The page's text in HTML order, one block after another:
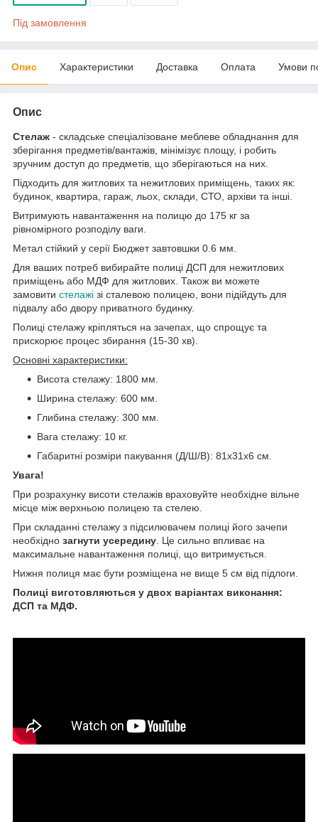
Під замовлення
Опис Характеристики Доставка Оплата Умови
Опис
Стелаж - складське спеціалізоване меблеве обладнання для
зберігання предметів/вантажів, мінімізує площу, і робить
зручним доступ до предметів, що зберігаються на них.
Підходить для житлових та нежитлових приміщень, таких як:
будинок, квартира, гараж, льох, склади, СТО, архіви та інші.
Витримують навантаження на полицю до 175 кг за
рівномірного розподілу ваги.
Метал стійкий у серії Бюджет завтовшки 0.6 мм.
Для ваших потреб вибирайте полиці ДСП для нежитлових
приміщень або МДФ для житлових. Також ви можете
замовити стелажі зі сталевою полицею, вони підійдуть для
підвалу або двору приватного будинку.
Полиці стелажу кріпляться на зачепах, що спрощує та
прискорює процес збирання (15-30 хв).
Основні характеристики:
Висота стелажу: 1800 мм.
Ширина стелажу: 600 мм.
Глибина стелажу: 300 мм.
Вага стелажу: 10 кг.
Габаритні розміри пакування (Д/Ш/В): 81х31х6 см.
Увага!
При розрахунку висоти стелажів враховуйте необхідне вільне
місце між верхньою полицею та стелею.
При складанні стелажу з підсилювачем полиці його зачепи
необхідно загнути усередину . Це сильно впливає на
максимальне навантаження полицi, що витримується.
Нижня полиця має бути розміщена не вище 5 см від підлоги.
Полиці виготовляються у двох варіантах виконання:
ДСП та МДФ.